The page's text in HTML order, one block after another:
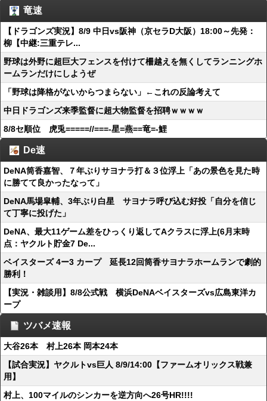
竜速
【ドラゴンズ実況】8/9 中日vs阪神（京セラD大阪）18:00～先発：
柳【中継:三重テレ...
野球は外野に超巨大フェンスを付けて柵越えを無くしてランニングホ
ームランだけにしようぜ
「野球は降格がないからつまらない」←これの反論考えて
中日ドラゴンズ来季監督に超大物監督を招聘ｗｗｗｗ
8/8セ順位 虎兎=====//===‐星=燕==竜=‐鯉
De速
DeNA筒香嘉智、７年ぶりサヨナラ打＆３位浮上「あの景色を見た時
に勝てて良かったなって」
DeNA馬場皐輔、3年ぶり白星 サヨナラ呼び込む好投「自分を信じ
て丁寧に投げた」
DeNA、最大11ゲーム差をひっくり返してAクラスに浮上(6月末時
点：ヤクルト貯金7 De...
ベイスターズ 4ー3 カープ 延長12回筒香サヨナラホームランで劇的
勝利！
【実況・雑談用】8/8公式戦 横浜DeNAベイスターズvs広島東洋カ
ープ
ツバメ速報
大谷26本 村上26本 岡本24本
【試合実況】ヤクルトvs巨人 8/9/14:00【ファームオリックス戦兼
用】
村上、100マイルのシンカーを逆方向へ26号HR!!!!